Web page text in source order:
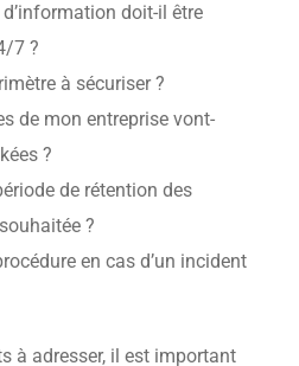
doit-il être
7 ?
à sécuriser ?
de mon entreprise vont-
?
de rétention des
?
en cas d’un incident
à adresser, il est important